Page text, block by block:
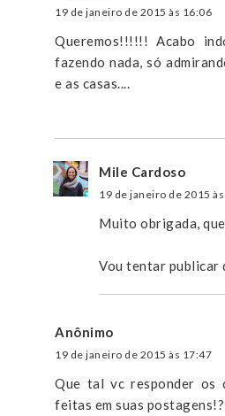
19 de janeiro de 2015 às 16:06
Queremos!!!!!! Acabo
fazendo nada, só
e as casas....
Mile Cardoso
19 de janeiro de 2015
Muito obrigada,
Vou tentar publicar
Anônimo
19 de janeiro de 2015 às 17:47
Que tal vc responder os
feitas em suas